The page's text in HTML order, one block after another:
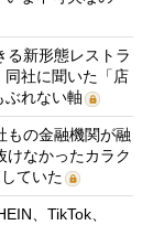
る新形態レストラ
社に聞いた「店
ぶれない軸
もの金融機関が融
けなかったカラク
ていた
、TikTok、